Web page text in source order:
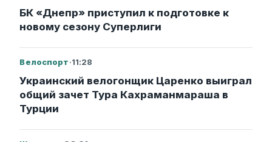
БК «Днепр» приступил к подготовке к
новому сезону Суперлиги
Велоспорт·11:28
Украинский велогонщик Царенко выиграл
общий зачет Тура Кахраманмараша в
Турции